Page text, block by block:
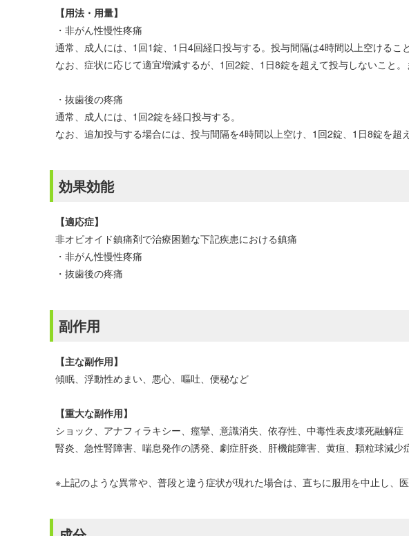
【用法・用量】
・非がん性慢性疼痛
通常、成人には、1回1錠、1日4回経口投与する。投与間隔は4時間以上空けること
なお、症状に応じて適宜増減するが、1回2錠、1日8錠を超えて投与しないこと
・抜歯後の疼痛
通常、成人には、1回2錠を経口投与する。
なお、追加投与する場合には、投与間隔を4時間以上空け、1回2錠、1日8錠を超
効果効能
【適応症】
非オピオイド鎮痛剤で治療困難な下記疾患における鎮痛
・非がん性慢性疼痛
・抜歯後の疼痛
副作用
【主な副作用】
傾眠、浮動性めまい、悪心、嘔吐、便秘など
【重大な副作用】
ショック、アナフィラキシー、痙攣、意識消失、依存性、中毒性表皮壊死融解
腎炎、急性腎障害、喘息発作の誘発、劇症肝炎、肝機能障害、黄疸、顆粒球減
※上記のような異常や、普段と違う症状が現れた場合は、直ちに服用を中止し、